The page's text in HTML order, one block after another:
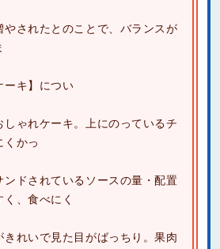
やされたとのことで、バランスが
ーキ】につい
しゃれケーキ。上にのっているチ
くかっ
ンドされているソースの量・配置
、食べにく
きれいで見た目がばっちり。果肉